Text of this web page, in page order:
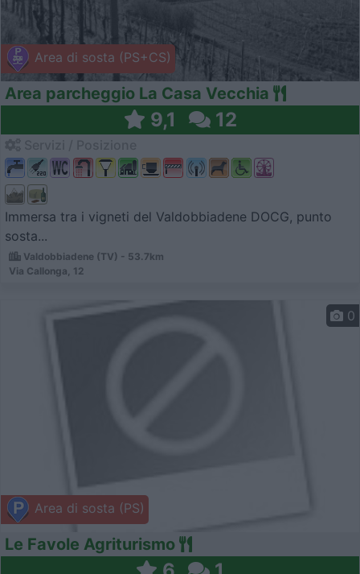
Area di sosta (PS+CS)
Area parcheggio La Casa Vecchia
9,1 12
Immersa tra i vigneti del Valdobbiadene DOCG, punto
sosta...
Valdobbiadene (TV) - 53.7km
Via Callonga, 12
Area di sosta (PS)
0
Le Favole Agriturismo